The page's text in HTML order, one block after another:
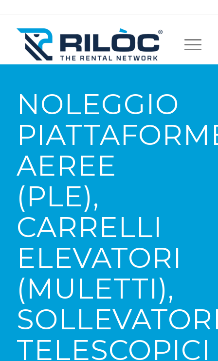
NOLEGGIO
AEREE
(PLE),
CARRELLI
ELEVATORI
(MULETTI),
TELESCOPICI